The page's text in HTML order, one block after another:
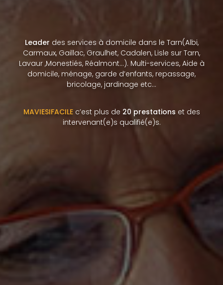
Leader des services à domicile dans le Tarn(Albi,
Carmaux, Gaillac, Graulhet, Cadalen, Lisle sur Tarn,
Lavaur ,Monestiés, Réalmont…). Multi-services, Aide à
domicile, ménage, garde d’enfants, repassage,
bricolage, jardinage etc…
MAVIESIFACILEc’est plus de 20 prestations et des
intervenant(e)s qualifié(e)s.